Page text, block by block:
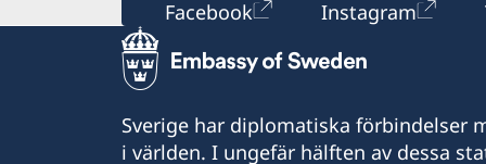
Facebook
Instagram
Sverige har diplomatiska förbindelser
i världen. I ungefär hälften av dessa